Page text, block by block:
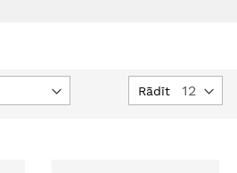
Rādīt